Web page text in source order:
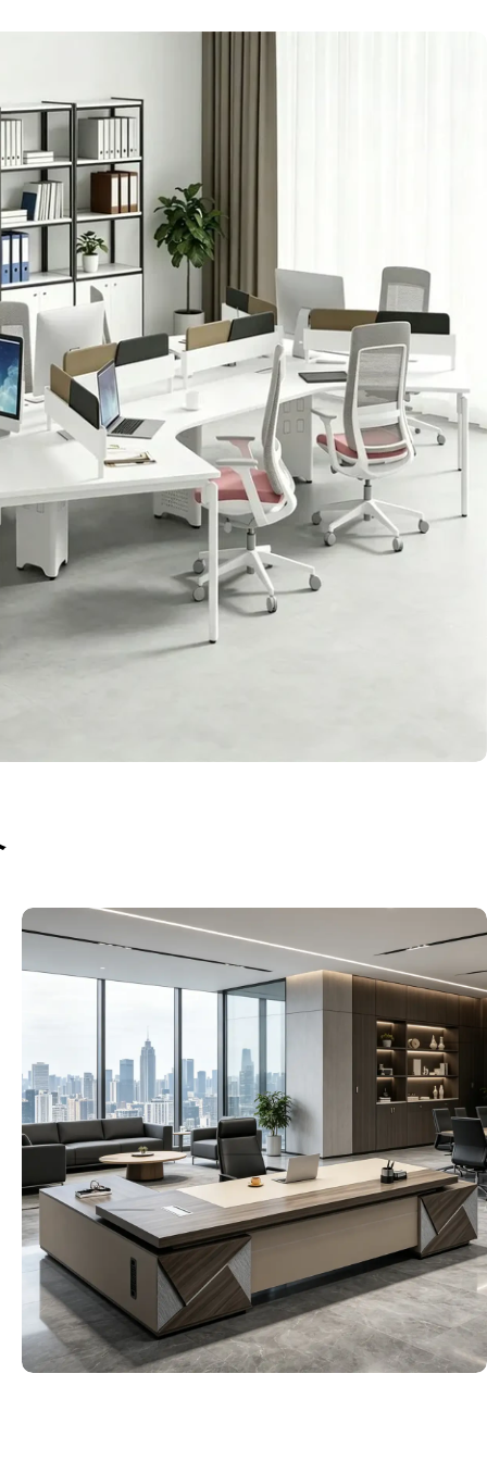
デザイン、整体的に
す。
イメージ
エーション
カラー
サイズ